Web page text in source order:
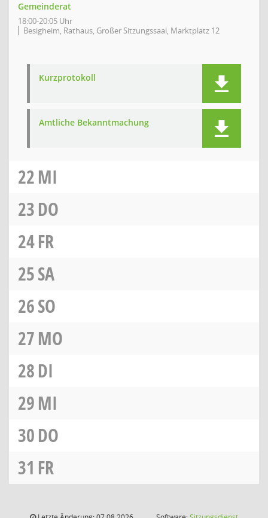
Gemeinderat
18:00-20:05 Uhr
Besigheim, Rathaus, Großer Sitzungssaal, Marktplatz 12
Kurzprotokoll
Amtliche Bekanntmachung
22MI
23DO
24FR
25SA
26SO
27MO
28DI
29MI
30DO
31 FR